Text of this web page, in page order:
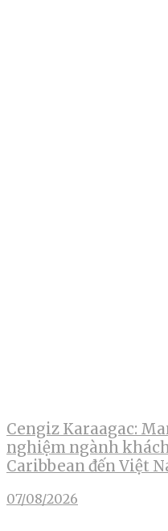
Cengiz Karaagac:
nghiệm ngành
Caribbean đến Việt
07/08/2026